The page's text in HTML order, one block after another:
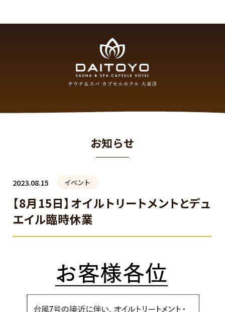
お知らせ
2023.08.15 イベント
【8月15日】オイルトリートメントとデュ
エイル臨時休業